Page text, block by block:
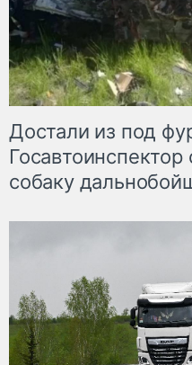
Достали из под
собаку